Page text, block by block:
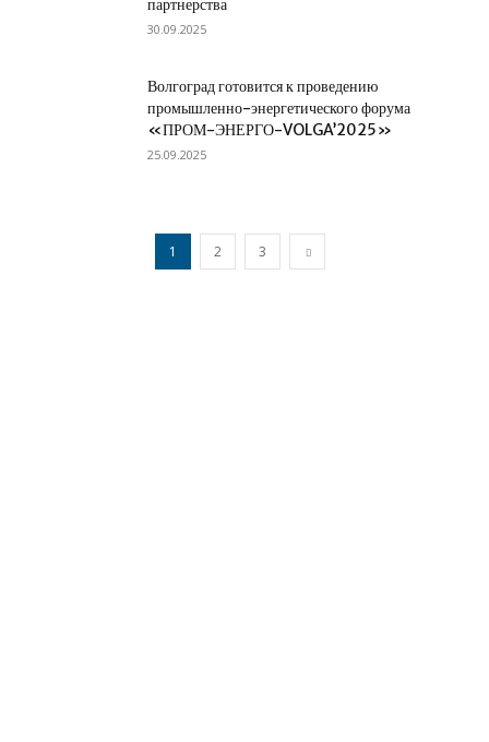
партнерства
30.09.2025
Волгоград готовится к проведению
промышленно-энергетического форума
«ПРОМ-ЭНЕРГО-VOLGA’2025»
25.09.2025
1 2 3